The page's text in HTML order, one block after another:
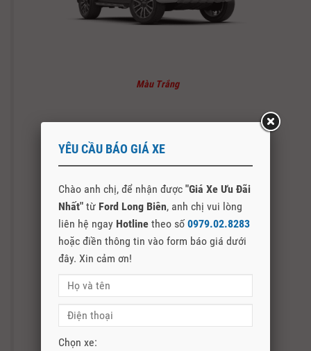
Màu Trắng
Màu Bạc
YÊU CẦU BÁO GIÁ XE
Chào anh chị, để nhận được "Giá Xe Ưu Đãi
Nhất" từ Ford Long Biên, anh chị vui lòng
liên hệ ngay Hotline theo số 0979.02.8283
hoặc điền thông tin vào form báo giá dưới
đây. Xin cảm ơn!
Chọn xe: